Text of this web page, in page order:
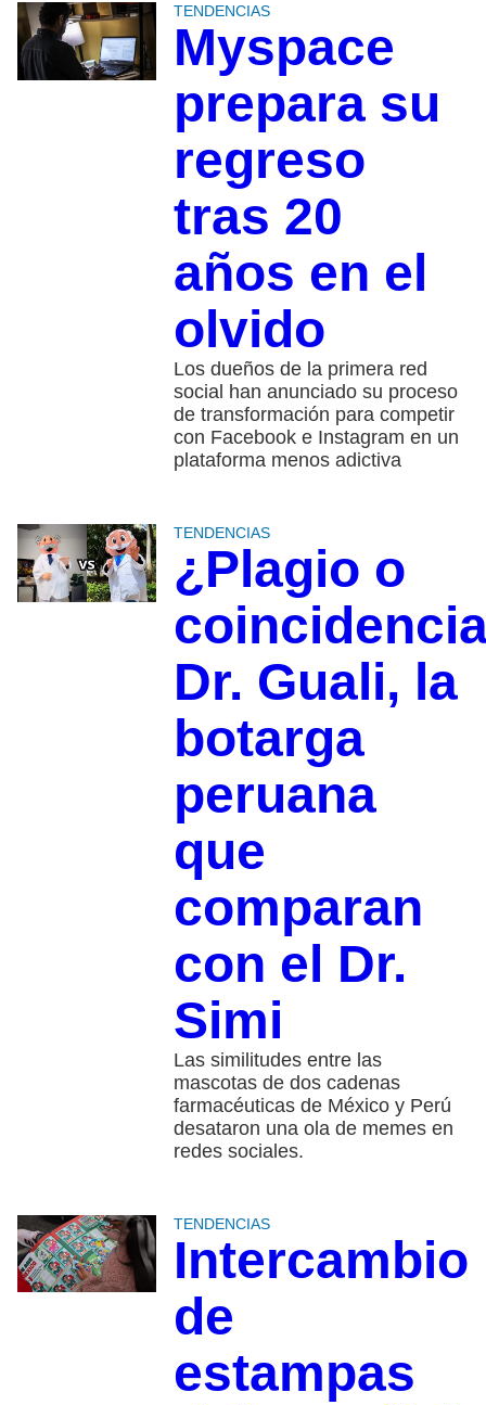
TENDENCIAS
Myspace
prepara su
regreso
tras 20
años en el
olvido
Los dueños de la primera red
social han anunciado su proceso
de transformación para competir
con Facebook e Instagram en un
plataforma menos adictiva
TENDENCIAS
¿Plagio o
Dr. Guali, la
botarga
peruana
que
comparan
con el Dr.
Simi
Las similitudes entre las
mascotas de dos cadenas
farmacéuticas de México y Perú
desataron una ola de memes en
redes sociales.
TENDENCIAS
Intercambio
de
estampas